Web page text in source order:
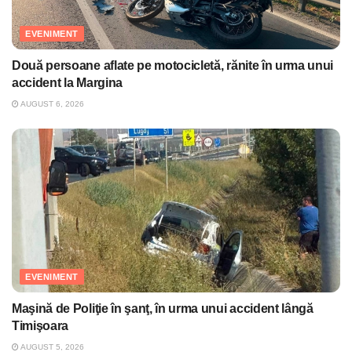
EVENIMENT
Două persoane aflate pe motocicletă, rănite în urma unui
accident la Margina
AUGUST 6, 2026
EVENIMENT
Maşină de Poliţie în şanţ, în urma unui accident lângă
Timişoara
AUGUST 5, 2026